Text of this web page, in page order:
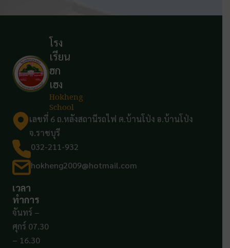
โรง
เรียน
ฮก
เฮง
Hokheng
School
เลขที่ 6 ถ.หลังสถานีรถไฟ ต.บ้านโป่ง อ.บ้านโป่ง
จ.ราชบุรี
032-211-932
hokheng2009@hotmail.com
เวลา
ทำการ
จันทร์ –
ศุกร์ 07.30
– 16.30